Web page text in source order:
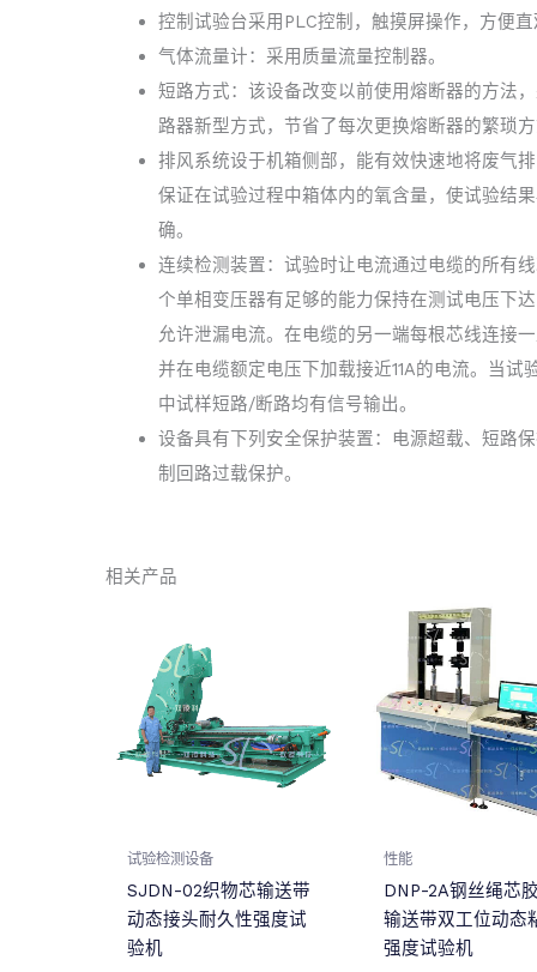
控制试验台采用PLC控制，触摸屏操作，方便
气体流量计：采用质量流量控制器。
短路方式：该设备改变以前使用熔断器的方法
路器新型方式，节省了每次更换熔断器的繁琐
排风系统设于机箱侧部，能有效快速地将废气
保证在试验过程中箱体内的氧含量，使试验结
确。
连续检测装置：试验时让电流通过电缆的所有
个单相变压器有足够的能力保持在测试电压下
允许泄漏电流。在电缆的另一端每根芯线连接
并在电缆额定电压下加载接近11A的电流。当试
中试样短路/断路均有信号输出。
设备具有下列安全保护装置：电源超载、短路
制回路过载保护。
相关产品
试验检测设备
SJDN-02织物芯输送带
动态接头耐久性强度试
验机
性能
DNP-2A钢丝绳芯
输送带双工位动态
强度试验机